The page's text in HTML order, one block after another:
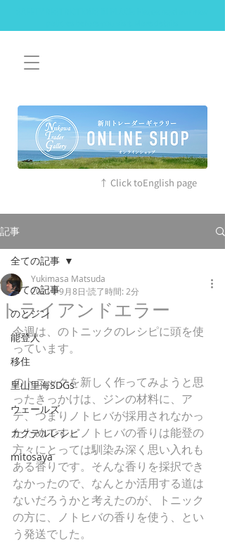
↑ Click toEnglish page
記事
全ての記事
のとジン
能登人
移住
里山里海SDGs
ウェールズ
カクテルレシピ
mitosaya
全ての記事
トライアンドエラー
Yukimasa Matsuda
2021年9月8日 読了時間: 2分
今週は、のトニックのレシピに頭を使
っています。
のトニックを新しく作ってみようと思
ったきっかけは、ジンの材料に、ア
テ、つまりノトヒバが採用されなかっ
たためです。ノトヒバの香りは能登の
方々にとっては馴染み深く思い入れも
ある香りです。そんな香りを採択でき
なかったので、なんとか活用する道は
ないだろうかと考えたのが、トニック
の方に、ノトヒバの香りを使う、とい
う発送でした。